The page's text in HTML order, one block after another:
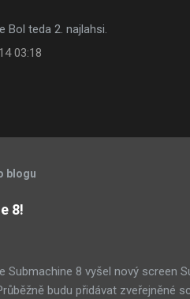
Bol teda 2. najlahsi.
03:18
blogu
8!
Submachine 8 vyšel nový screen
budu přidávat zveřejněné